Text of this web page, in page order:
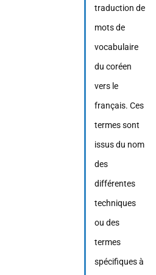
traduction de
mots de
vocabulaire
du coréen
vers le
français. Ces
termes sont
issus du nom
des
différentes
techniques
ou des
termes
spécifiques à